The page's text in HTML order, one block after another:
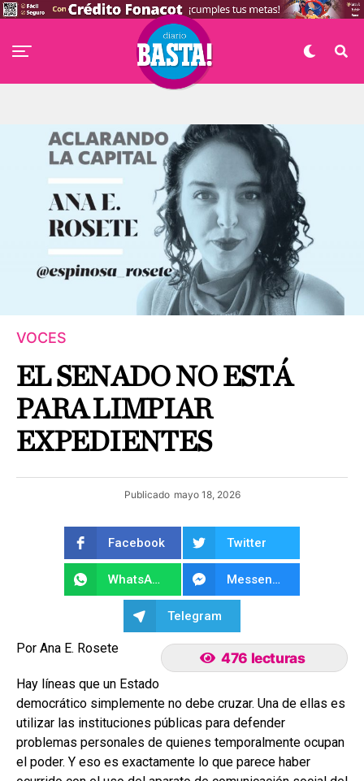
VOCES
EL SENADO NO ESTÁ
PARA LIMPIAR
EXPEDIENTES
Publicado mayo 18, 2026
Facebook Twitter
WhatsApp Messenger
Telegram
476 lecturas
Por Ana E. Rosete
Hay líneas que un Estado
democrático simplemente no debe cruzar. Una de ellas es
utilizar las instituciones públicas para defender
problemas personales de quienes temporalmente ocupan
el poder. Y eso es exactamente lo que parece haber